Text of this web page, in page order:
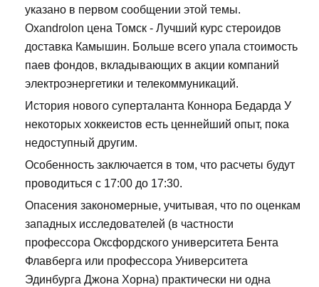
указано в первом сообщении этой темы.
Oxandrolon цена Томск - Лучший курс стероидов
доставка Камышин. Больше всего упала стоимость
паев фондов, вкладывающих в акции компаний
электроэнергетики и телекоммуникаций.
История нового суперталанта Коннора Бедарда У
некоторых хоккеистов есть ценнейший опыт, пока
недоступный другим.
Особенность заключается в том, что расчеты будут
проводиться с 17:00 до 17:30.
Опасения закономерные, учитывая, что по оценкам
западных исследователей (в частности
профессора Оксфордского университета Бента
Флавберга или профессора Университета
Эдинбурга Джона Хорна) практически ни одна